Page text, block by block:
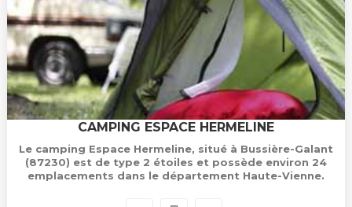
CAMPING ESPACE HERMELINE
Le camping Espace Hermeline, situé à Bussière-Galant
(87230) est de type 2 étoiles et possède environ 24
emplacements dans le département Haute-Vienne.